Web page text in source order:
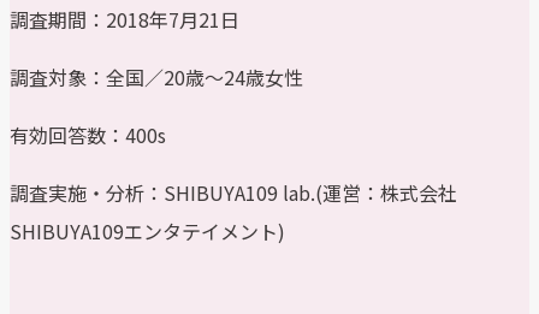
調査期間：2018年7月21日
調査対象：全国／20歳～24歳女性
有効回答数：400s
調査実施・分析：SHIBUYA109 lab.(運営：株式会社
SHIBUYA109エンタテイメント)